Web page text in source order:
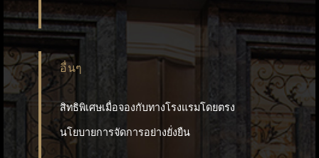
อื่นๆ
สิทธิพิเศษเมื่อจองกับทางโรงแรมโดยตรง
นโยบายการจัดการอย่างยั่งยืน